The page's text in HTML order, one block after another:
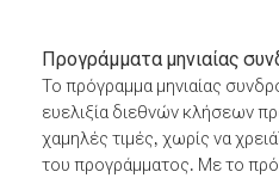
Προγράμματα μηνιαίας
Το πρόγραμμα μηνιαίας
ευελιξία διεθνών κλήσεων
χαμηλές τιμές, χωρίς να
του προγράμματος. Με το